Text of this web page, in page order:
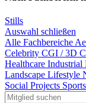
Stills
Auswahl schließen
Alle Fachbereiche
Celebrity CGI / 3D
Healthcare Industrial
Landscape Lifestyle
Social Projects Sports